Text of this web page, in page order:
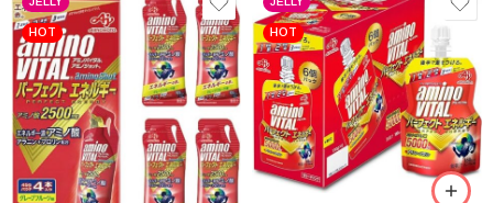
УУРАГ
Бренд:BE LEGEND
Берри жимсний амттай уураг “be Legend” Whey Protein
238,080 ₮(2,380
пойнт)
ВЕГАН ХҮНС УУРАГ,ЭРҮҮЛ МЭНДИЙН НЭМЭЛТ
Бренд:ALPRON
Буурцаган Мах – “Alpron” Vegan Soy Meat
43,200₮(432
пойнт)